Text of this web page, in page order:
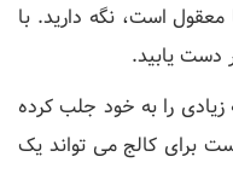
است، نگه دارید. با
را به خود جلب کرده
برای کالج می تواند یک